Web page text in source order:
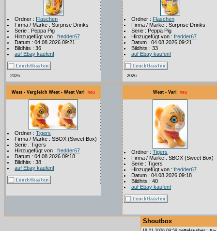
Ordner : Flaschen
Firma / Marke : Surprise Drinks
Serie : Peppa Pig
Hinzugefügt von : fredder67
Datum : 04.08.2026 09:21
Bildhits : 36
auf Ebay kaufen!
2026
Ordner : Flaschen
Firma / Marke : Surprise Drinks
Serie : Peppa Pig
Hinzugefügt von : fredder67
Datum : 04.08.2026 09:21
Bildhits : 33
auf Ebay kaufen!
2026
West - Vergleich West - West Vari neu
Ordner : Tigers
Firma / Marke : SBOX (Sweet Box)
Serie : Tigers
Hinzugefügt von : fredder67
Datum : 04.08.2026 09:18
Bildhits : 38
auf Ebay kaufen!
West - Vari neu
Ordner : Tigers
Firma / Marke : SBOX (Sweet Box)
Serie : Tigers
Hinzugefügt von : fredder67
Datum : 04.08.2026 09:18
Bildhits : 40
auf Ebay kaufen!
Shoutbox